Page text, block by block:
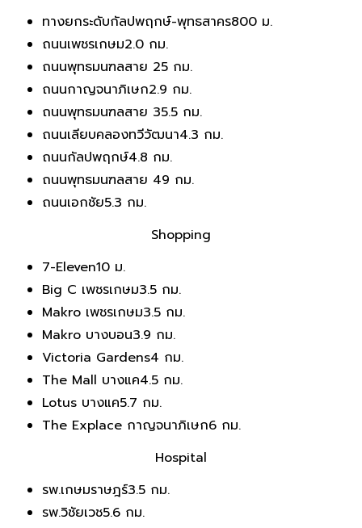
ทางยกระดับกัลปพฤกษ์-พุทธสาคร800 ม.
ถนนเพชรเกษม2.0 กม.
ถนนพุทธมนฑลสาย 25 กม.
ถนนกาญจนาภิเษก2.9 กม.
ถนนพุทธมนฑลสาย 35.5 กม.
ถนนเลียบคลองทวีวัฒนา4.3 กม.
ถนนกัลปพฤกษ์4.8 กม.
ถนนพุทธมนฑลสาย 49 กม.
ถนนเอกชัย5.3 กม.
Shopping
7-Eleven10 ม.
Big C เพชรเกษม3.5 กม.
Makro เพชรเกษม3.5 กม.
Makro บางบอน3.9 กม.
Victoria Gardens4 กม.
The Mall บางแค4.5 กม.
Lotus บางแค5.7 กม.
The Explace กาญจนาภิเษก6 กม.
Hospital
รพ.เกษมราษฎร์3.5 กม.
รพ.วิชัยเวช5.6 กม.